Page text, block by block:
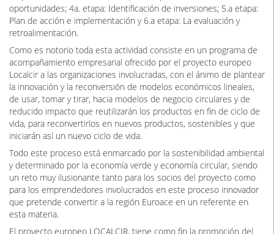
oportunidades; 4a. etapa: Identificación de inversiones; 5.a etapa:
Plan de acción e implementación y 6.a etapa: La evaluación y
retroalimentación.
Como es notorio toda esta actividad consiste en un programa de
acompañamiento empresarial ofrecido por el proyecto europeo
Localcir a las organizaciones involucradas, con el ánimo de plantear
la innovación y la reconversión de modelos económicos lineales,
de usar, tomar y tirar, hacia modelos de negocio circulares y de
reducido impacto que reutilizarán los productos en fin de ciclo de
vida, para reconvertirlos en nuevos productos, sostenibles y que
iniciarán así un nuevo ciclo de vida.
Todo este proceso está enmarcado por la sostenibilidad ambiental
y determinado por la economía verde y economía circular, siendo
un reto muy ilusionante tanto para los socios del proyecto como
para los emprendedores involucrados en este proceso innovador
que pretende convertir a la región Euroace en un referente en
esta materia.
El proyecto europeo LOCALCIR, tiene como fin la promoción del